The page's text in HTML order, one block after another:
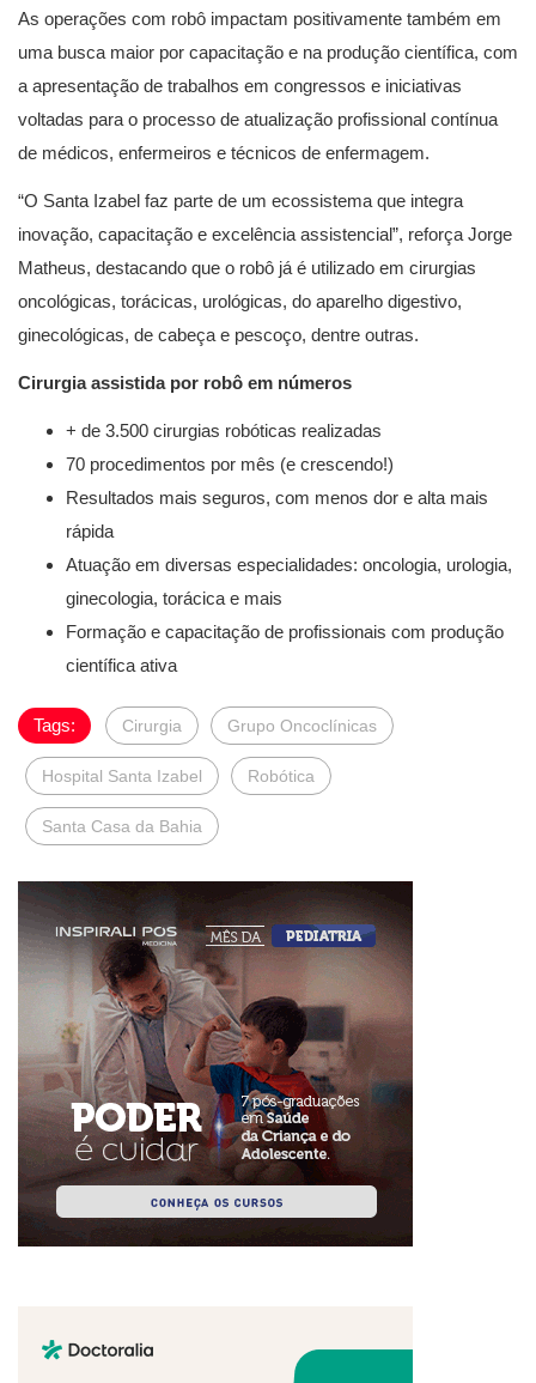
As operações com robô impactam positivamente também em
uma busca maior por capacitação e na produção científica, com
a apresentação de trabalhos em congressos e iniciativas
voltadas para o processo de atualização profissional contínua
de médicos, enfermeiros e técnicos de enfermagem.
“O Santa Izabel faz parte de um ecossistema que integra
inovação, capacitação e excelência assistencial”, reforça Jorge
Matheus, destacando que o robô já é utilizado em cirurgias
oncológicas, torácicas, urológicas, do aparelho digestivo,
ginecológicas, de cabeça e pescoço, dentre outras.
Cirurgia assistida por robô em números
+ de 3.500 cirurgias robóticas realizadas
70 procedimentos por mês (e crescendo!)
Resultados mais seguros, com menos dor e alta mais
rápida
Atuação em diversas especialidades: oncologia, urologia,
ginecologia, torácica e mais
Formação e capacitação de profissionais com produção
científica ativa
Tags: Cirurgia Grupo Oncoclínicas
Hospital Santa Izabel Robótica
Santa Casa da Bahia